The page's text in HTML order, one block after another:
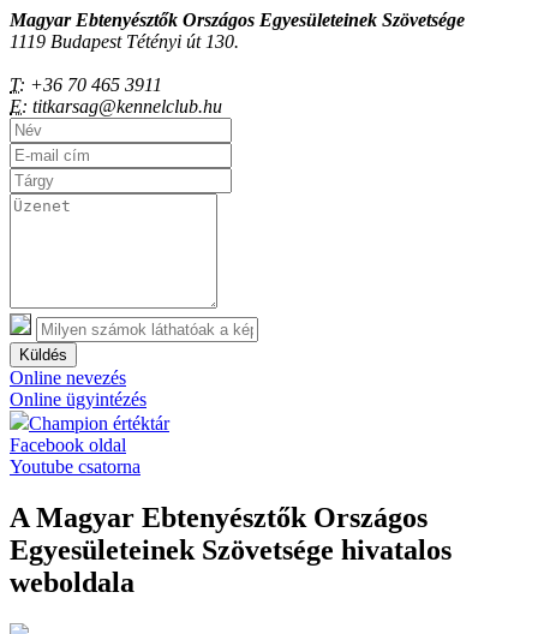
Magyar Ebtenyésztők Országos Egyesületeinek Szövetsége
1119 Budapest Tétényi út 130.
T: +36 70 465 3911
E: titkarsag@kennelclub.hu
Küldés
Online nevezés
Online ügyintézés
Champion értéktár
Facebook oldal
Youtube csatorna
A Magyar Ebtenyésztők Országos
Egyesületeinek Szövetsége hivatalos
weboldala